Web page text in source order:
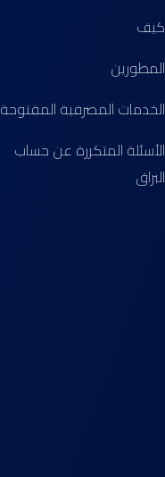
كيف
المطورين
الخدمات المصرفية المفتوحة
الأسئلة المتكررة عن حساب
البراق